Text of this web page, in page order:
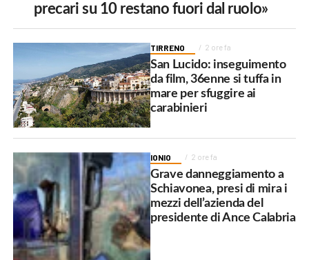
precari su 10 restano fuori dal ruolo»
TIRRENO 2 ore fa
San Lucido: inseguimento
da film, 36enne si tuffa in
mare per sfuggire ai
carabinieri
IONIO 2 ore fa
Grave danneggiamento a
Schiavonea, presi di mira i
mezzi dell’azienda del
presidente di Ance Calabria